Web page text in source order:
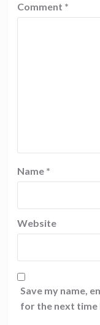
Comment *
Name *
Website
Save my name,
for the next time